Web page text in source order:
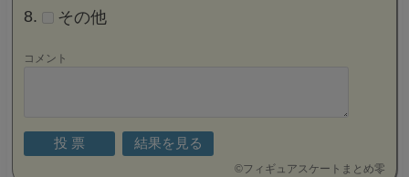
その他
コメント
©フィギュアスケートまとめ零